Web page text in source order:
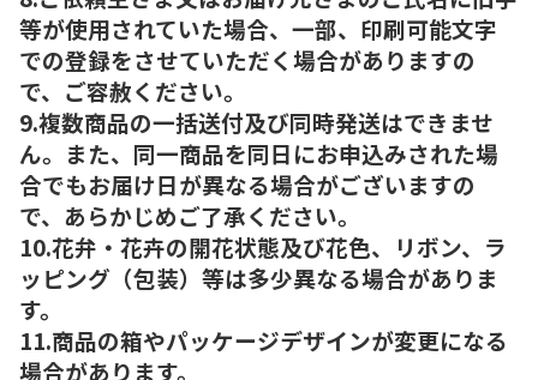
等が使用されていた場合、一部、印刷可能文字
での登録をさせていただく場合がありますの
で、ご容赦ください。
9.複数商品の一括送付及び同時発送はできませ
ん。また、同一商品を同日にお申込みされた場
合でもお届け日が異なる場合がございますの
で、あらかじめご了承ください。
10.花弁・花卉の開花状態及び花色、リボン、ラ
ッピング（包装）等は多少異なる場合がありま
す。
11.商品の箱やパッケージデザインが変更になる
場合があります。